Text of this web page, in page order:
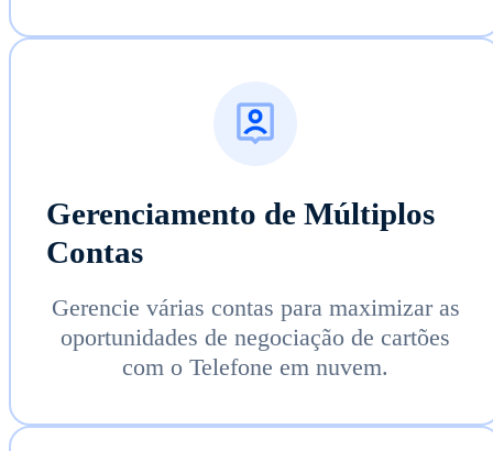
Gerenciamento de Múltiplos
Contas
Gerencie várias contas para maximizar as
oportunidades de negociação de cartões
com o Telefone em nuvem.